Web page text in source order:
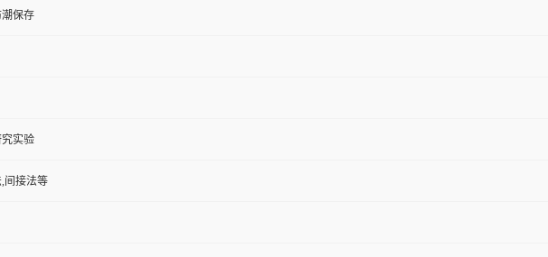
保存
实验
间接法等